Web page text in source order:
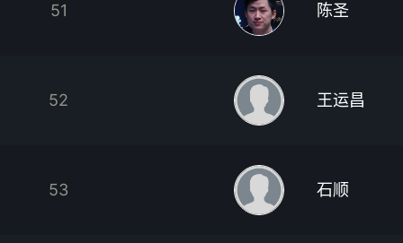
51 陈圣
52 王运昌
53 石顺